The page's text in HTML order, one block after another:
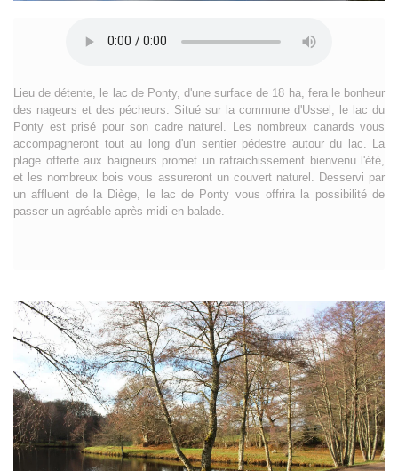
Lieu de détente, le lac de Ponty, d'une surface de 18 ha, fera le bonheur
des nageurs et des pécheurs. Situé sur la commune d'Ussel, le lac du
Ponty est prisé pour son cadre naturel. Les nombreux canards vous
accompagneront tout au long d'un sentier pédestre autour du lac. La
plage offerte aux baigneurs promet un rafraichissement bienvenu l'été,
et les nombreux bois vous assureront un couvert naturel. Desservi par
un affluent de la Diège, le lac de Ponty vous offrira la possibilité de
passer un agréable après-midi en balade.